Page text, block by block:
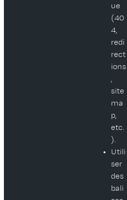
ue
(40
4,
redi
rect
ions
site
ma
p,
etc.
).
Utili
ser
des
bali